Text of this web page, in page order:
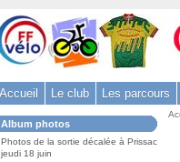
Accueil Le club Les parcours
Dans
la
rubrique
:
Album photos
Photos de la sortie décalée à Prissac
jeudi 18 juin